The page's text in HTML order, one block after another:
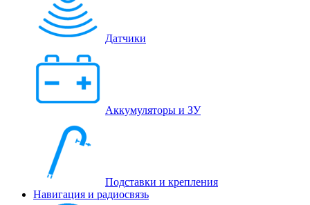
Датчики
Аккумуляторы и ЗУ
Подставки и крепления
Навигация и радиосвязь